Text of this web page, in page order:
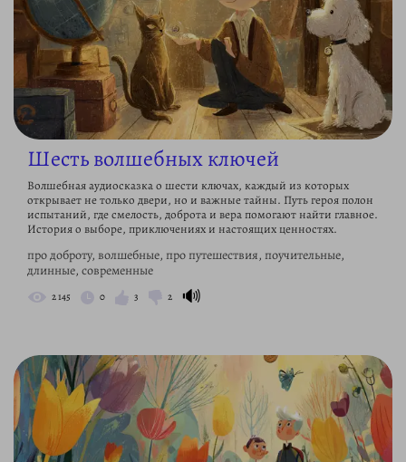
Шесть волшебных ключей
Волшебная аудиосказка о шести ключах, каждый из которых
открывает не только двери, но и важные тайны. Путь героя полон
испытаний, где смелость, доброта и вера помогают найти главное.
История о выборе, приключениях и настоящих ценностях.
про доброту, волшебные, про путешествия, поучительные,
длинные, современные
2 145 0 3 2 🔊